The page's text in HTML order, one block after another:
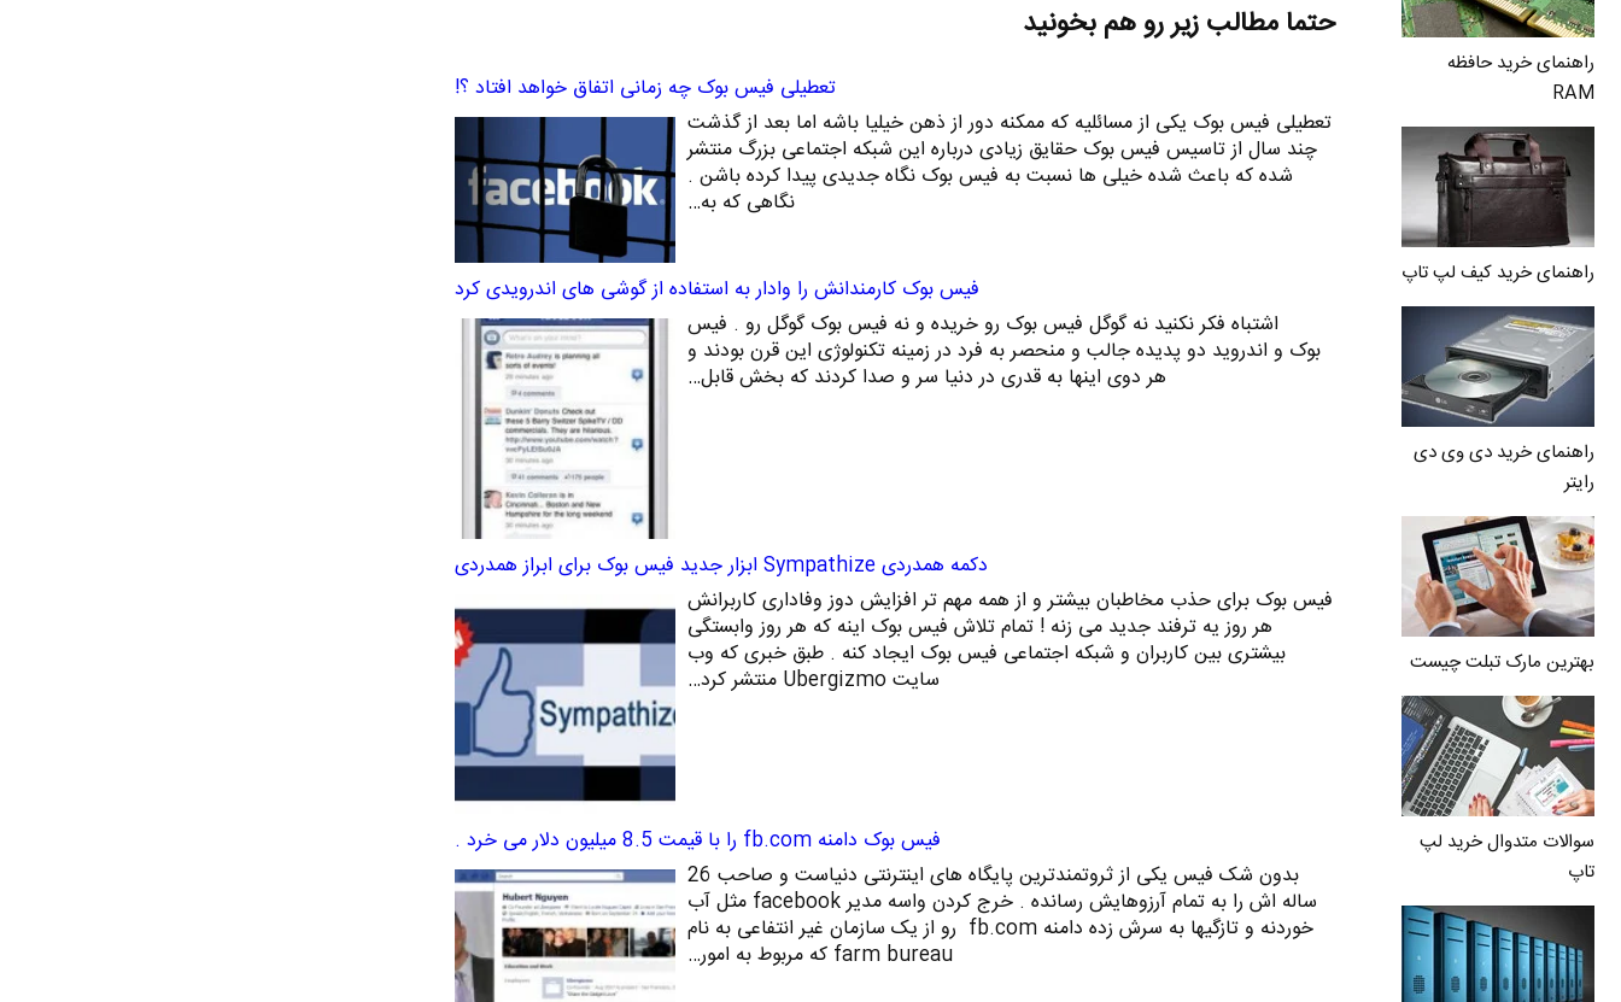
راهنمای خرید حافظه
RAM
راهنمای خرید کیف لپ تاپ
راهنمای خرید دی وی دی
رایتر
بهترین مارک تبلت چیست
سوالات متدوال خرید لپ
تاپ
حتما مطالب زیر رو هم بخونید
تعطیلی فیس بوک چه زمانی اتفاق خواهد افتاد ؟!
تعطیلی فیس بوک یکی از مسائلیه که ممکنه دور از ذهن خیلیا باشه اما بعد از گذشت
چند سال از تاسیس فیس بوک حقایق زیادی درباره این شبکه اجتماعی بزرگ منتشر
شده که باعث شده خیلی ها نسبت به فیس بوک نگاه جدیدی پیدا کرده باشن .
نگاهی که به…
فیس بوک کارمندانش را وادار به استفاده از گوشی های اندرویدی کرد
اشتباه فکر نکنید نه گوگل فیس بوک رو خریده و نه فیس بوک گوگل رو . فیس
بوک و اندروید دو پدیده جالب و منحصر به فرد در زمینه تکنولوژی این قرن بودند و
هر دوی اینها به قدری در دنیا سر و صدا کردند که بخش قابل…
دکمه همدردی Sympathize ابزار جدید فیس بوک برای ابراز همدردی
فیس بوک برای حذب مخاطبان بیشتر و از همه مهم تر افزایش دوز وفاداری کاربرانش
هر روز یه ترفند جدید می زنه ! تمام تلاش فیس بوک اینه که هر روز وابستگی
بیشتری بین کاربران و شبکه اجتماعی فیس بوک ایجاد کنه . طبق خبری که وب
سایت Ubergizmo منتشر کرد…
فیس بوک دامنه fb.com را با قیمت 8.5 میلیون دلار می خرد .
بدون شک فیس یکی از ثروتمندترین پایگاه های اینترنتی دنیاست و صاحب 26
ساله اش را به تمام آرزوهایش رسانده . خرج کردن واسه مدیر facebook مثل آب
خوردنه و تازگیها به سرش زده دامنه fb.com رو از یک سازمان غیر انتفاعی به نام
farm bureau که مربوط به امور…